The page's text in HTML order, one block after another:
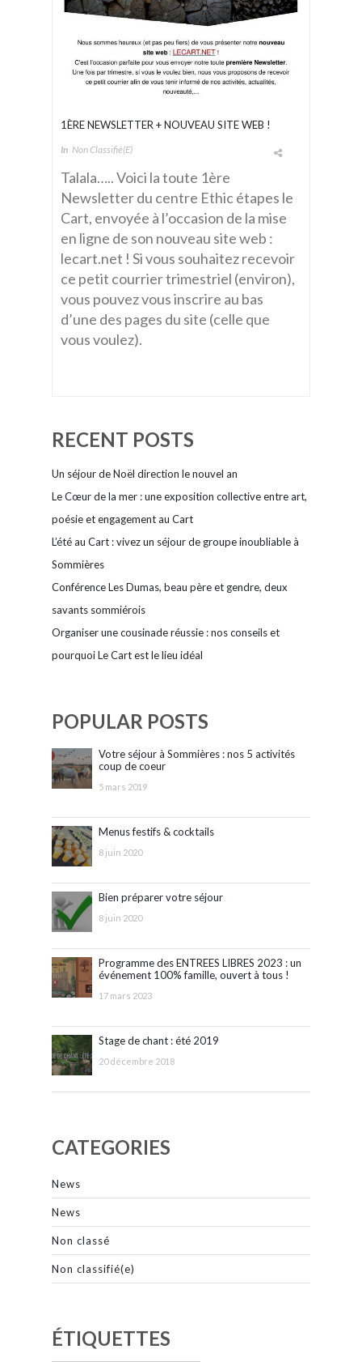
1ÈRE NEWSLETTER + NOUVEAU SITE WEB !
In Non Classifié(e)
Talala….. Voici la toute 1ère
Newsletter du centre Ethic étapes le
Cart, envoyée à l’occasion de la mise
en ligne de son nouveau site web :
lecart.net ! Si vous souhaitez recevoir
ce petit courrier trimestriel (environ),
vous pouvez vous inscrire au bas
d’une des pages du site (celle que
vous voulez).
RECENT POSTS
Un séjour de Noël direction le nouvel an
Le Cœur de la mer : une exposition collective entre art,
poésie et engagement au Cart
L’été au Cart : vivez un séjour de groupe inoubliable à
Sommières
Conférence Les Dumas, beau père et gendre, deux
savants sommiérois
Organiser une cousinade réussie : nos conseils et
pourquoi Le Cart est le lieu idéal
POPULAR POSTS
Votre séjour à Sommières : nos 5 activités
coup de coeur
5 mars 2019
Menus festifs & cocktails
8 juin 2020
Bien préparer votre séjour
8 juin 2020
Programme des ENTREES LIBRES 2023 : un
événement 100% famille, ouvert à tous !
17 mars 2023
Stage de chant : été 2019
20 décembre 2018
CATEGORIES
News
News
Non classé
Non classifié(e)
ÉTIQUETTES